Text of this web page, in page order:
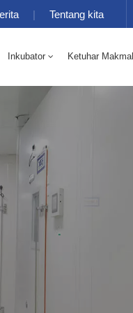
| Tentang kita
Inkubator Ketuhar Makmal